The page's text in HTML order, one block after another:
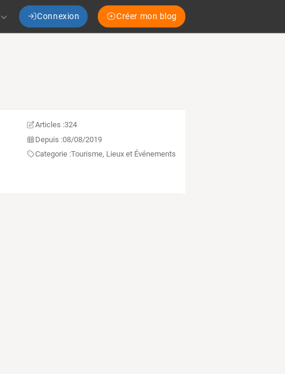
Connexion Créer mon blog
Articles :324
Depuis :08/08/2019
Categorie :Tourisme, Lieux et Événements